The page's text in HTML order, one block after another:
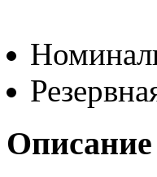
Описание